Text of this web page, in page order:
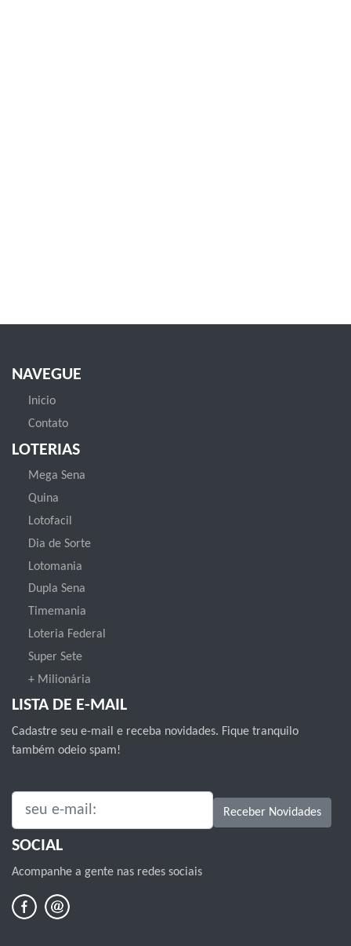
NAVEGUE
Inicio
Contato
LOTERIAS
Mega Sena
Quina
Lotofacil
Dia de Sorte
Lotomania
Dupla Sena
Timemania
Loteria Federal
Super Sete
+ Milionária
LISTA DE E-MAIL
Cadastre seu e-mail e receba novidades. Fique tranquilo
também odeio spam!
SEU E-MAIL: Receber Novidades
SOCIAL
Acompanhe a gente nas redes sociais